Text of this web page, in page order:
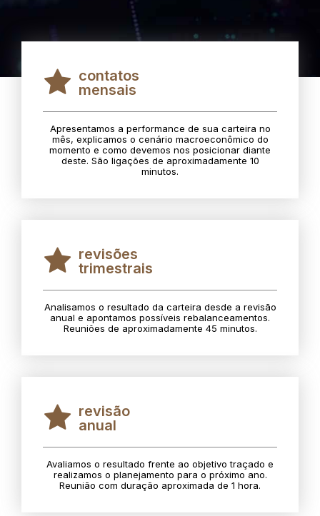
contatos
mensais
Apresentamos a performance de sua carteira no
mês, explicamos o cenário macroeconômico do
momento e como devemos nos posicionar diante
deste. São ligações de aproximadamente 10
minutos.
revisões
trimestrais
Analisamos o resultado da carteira desde a revisão
anual e apontamos possíveis rebalanceamentos.
Reuniões de aproximadamente 45 minutos.
revisão
anual
Avaliamos o resultado frente ao objetivo traçado e
realizamos o planejamento para o próximo ano.
Reunião com duração aproximada de 1 hora.